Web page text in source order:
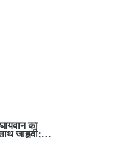
का
जाह्नवी;